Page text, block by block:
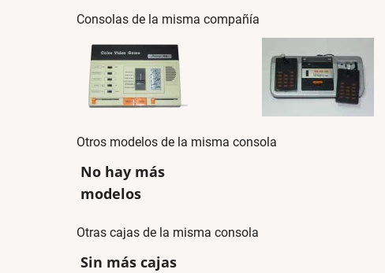
Consolas de la misma compañía
Otros modelos de la misma consola
No hay más
modelos
Otras cajas de la misma consola
Sin más cajas